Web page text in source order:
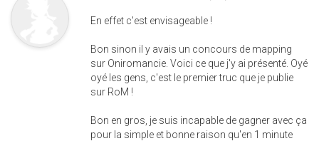
En effet c'est envisageable !
Bon sinon il y avais un concours de mapping
sur Oniromancie. Voici ce que j'y ai présenté. Oyé
oyé les gens, c'est le premier truc que je publie
sur RoM !
Bon en gros, je suis incapable de gagner avec ça
pour la simple et bonne raison qu'en 1 minute